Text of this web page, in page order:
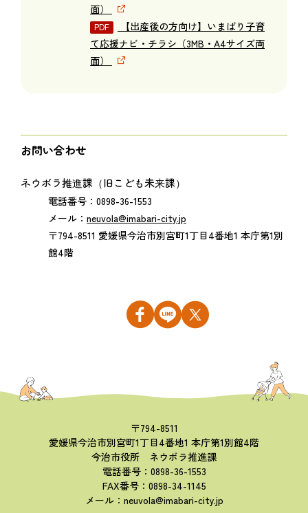
面）
【出産後の方向け】いまばり子育
て応援ナビ・チラシ（3MB・A4サイズ両
面）
お問い合わせ
ネウボラ推進課（旧こども未来課）
電話番号：0898-36-1553
メール： neuvola@imabari-city.jp
〒794-8511 愛媛県今治市別宮町1丁目4番地1 本庁第1別
館4階
〒794-8511
愛媛県今治市別宮町1丁目4番地1 本庁第1別館4階
今治市役所 ネウボラ推進課
電話番号：0898-36-1553
FAX番号：0898-34-1145
メール：neuvola@imabari-city.jp